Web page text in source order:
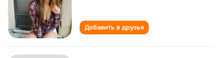
Добавить в друзья